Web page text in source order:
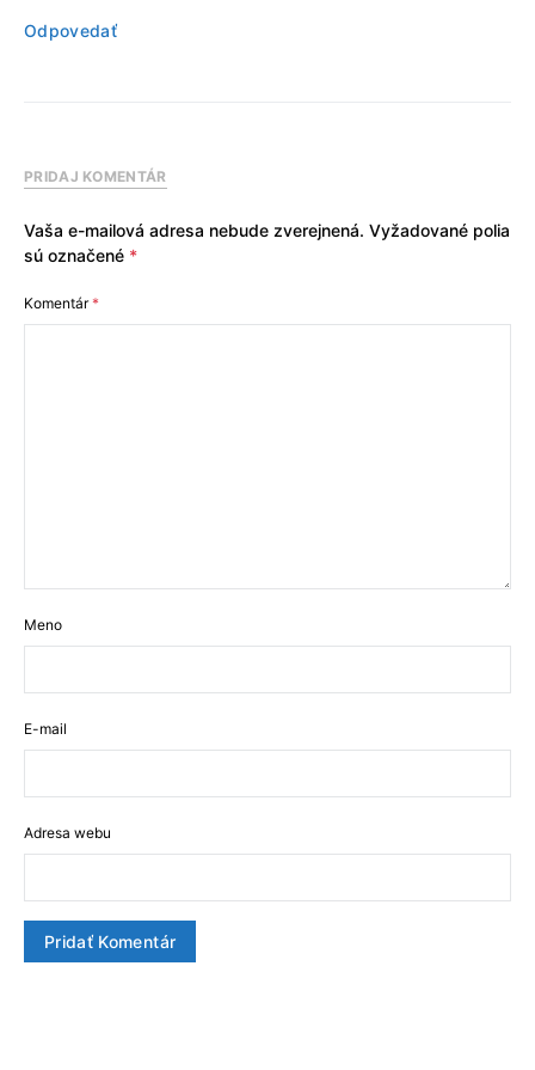
Odpovedať
PRIDAJ KOMENTÁR
Vaša e-mailová adresa nebude zverejnená. Vyžadované polia
sú označené *
Komentár*
Meno
E-mail
Adresa webu